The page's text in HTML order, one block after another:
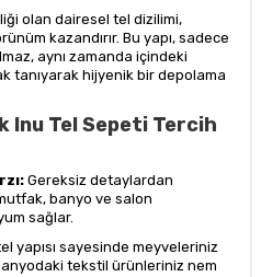
olan dairesel tel dizilimi,
kazandırır. Bu yapı, sadece
aynı zamanda içindeki
tanıyarak hijyenik bir depolama
Inu Tel Sepeti Tercih
Gereksiz detaylardan
banyo ve salon
sağlar.
yapısı sayesinde meyveleriniz
tekstil ürünleriniz nem